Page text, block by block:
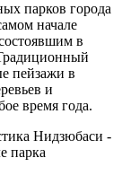
парков города
начале
в
пейзажи в
и
время года.
Нидзюбаси -
парка